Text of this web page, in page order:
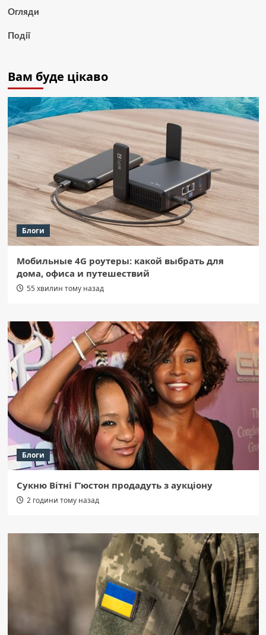
Огляди
Події
Вам буде цікаво
Блоги
Мобильные 4G роутеры: какой выбрать для
дома, офиса и путешествий
55 хвилин тому назад
Блоги
Сукню Вітні Г’юстон продадуть з аукціону
2 години тому назад